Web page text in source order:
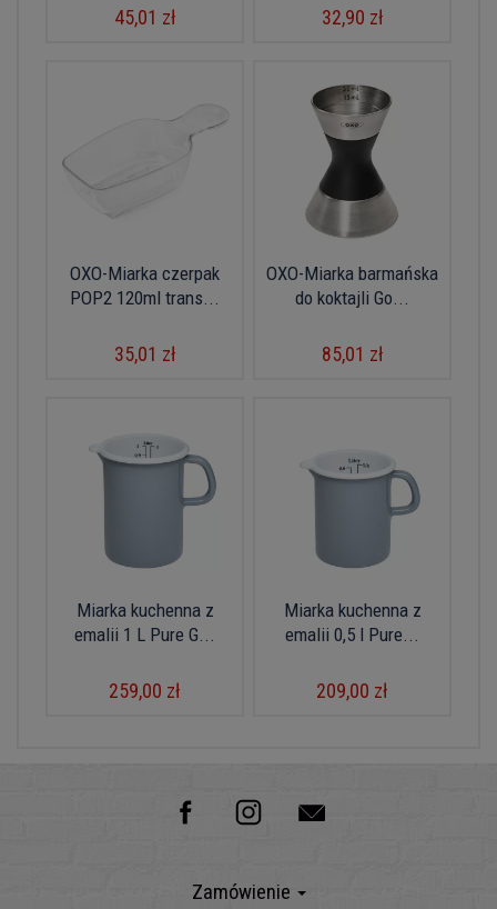
45,01 zł 32,90 zł
OXO-Miarka czerpak
POP2 120ml trans...
35,01 zł
OXO-Miarka barmańska
do koktajli Go...
85,01 zł
Miarka kuchenna z
emalii 1 L Pure G...
259,00 zł
Miarka kuchenna z
emalii 0,5 l Pure...
209,00 zł
Zamówienie